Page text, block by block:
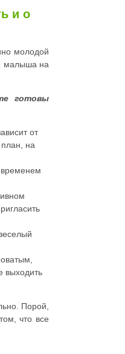
и о
молодой
малыша на
готовы
от
на
временем
выходить
Порой,
что все